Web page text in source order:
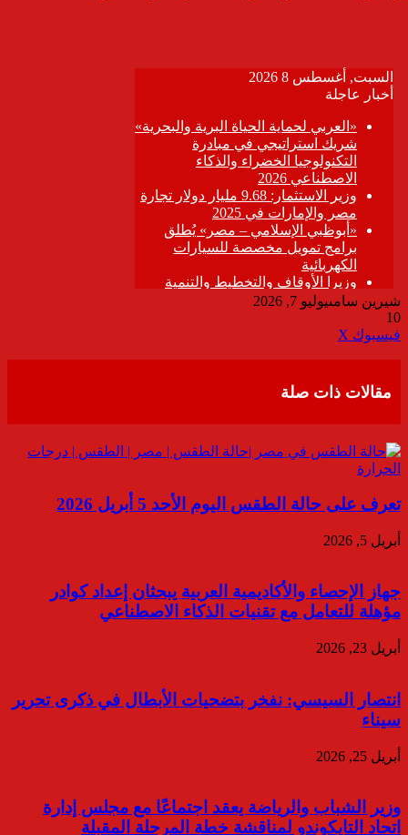
شيرين سامىيوليو 7, 2026
10
فيسبوك ‫X
مقالات ذات صلة
تعرف على حالة الطقس اليوم الأحد 5 أبريل 2026
أبريل 5, 2026
جهاز الإحصاء والأكاديمية العربية يبحثان إعداد كوادر
مؤهلة للتعامل مع تقنيات الذكاء الاصطناعي
أبريل 23, 2026
انتصار السيسي: نفخر بتضحيات الأبطال في ذكرى تحرير
سيناء
أبريل 25, 2026
وزير الشباب والرياضة يعقد اجتماعًا مع مجلس إدارة
اتحاد التايكوندو لمناقشة خطة المرحلة المقبلة